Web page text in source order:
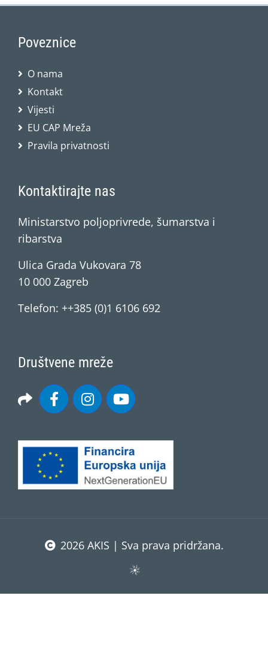
Poveznice
O nama
Kontakt
Vijesti
EU CAP Mreža
Pravila privatnosti
Kontaktirajte nas
Ministarstvo poljoprivrede, šumarstva i
ribarstva
Ulica Grada Vukovara 78
10 000 Zagreb
Telefon: ++385 (0)1 6106 692
Društvene mreže
2026 AKIS | Sva prava pridržana.